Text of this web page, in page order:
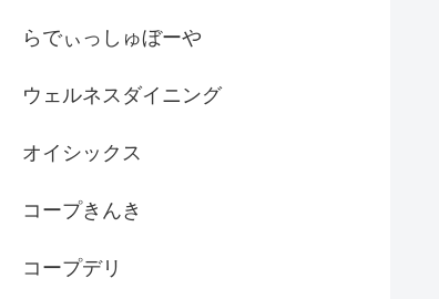
らでぃっしゅぼーや
ウェルネスダイニング
オイシックス
コープきんき
コープデリ